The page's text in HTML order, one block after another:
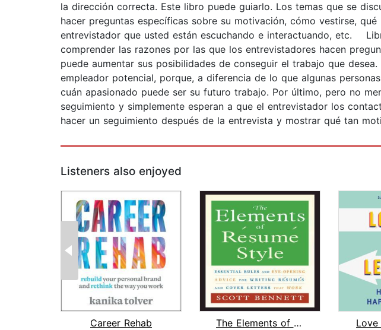
la dirección correcta. Este libro puede guiarlo. Los temas que se
hacer preguntas específicas sobre su motivación, cómo vestirse,
entrevistador que usted están escuchando e interactuando, etc.
comprender las razones por las que los entrevistadores hacen
puede aumentar sus posibilidades de conseguir el trabajo que
empleador potencial, porque, a diferencia de lo que algunas
cuán apasionado puede ser su futuro trabajo. Por último, pero no
seguimiento y simplemente esperan a que el entrevistador los
hacer un seguimiento después de la entrevista y mostrar qué tan
Listeners also enjoyed
Career Rehab
The Elements of Resume Style